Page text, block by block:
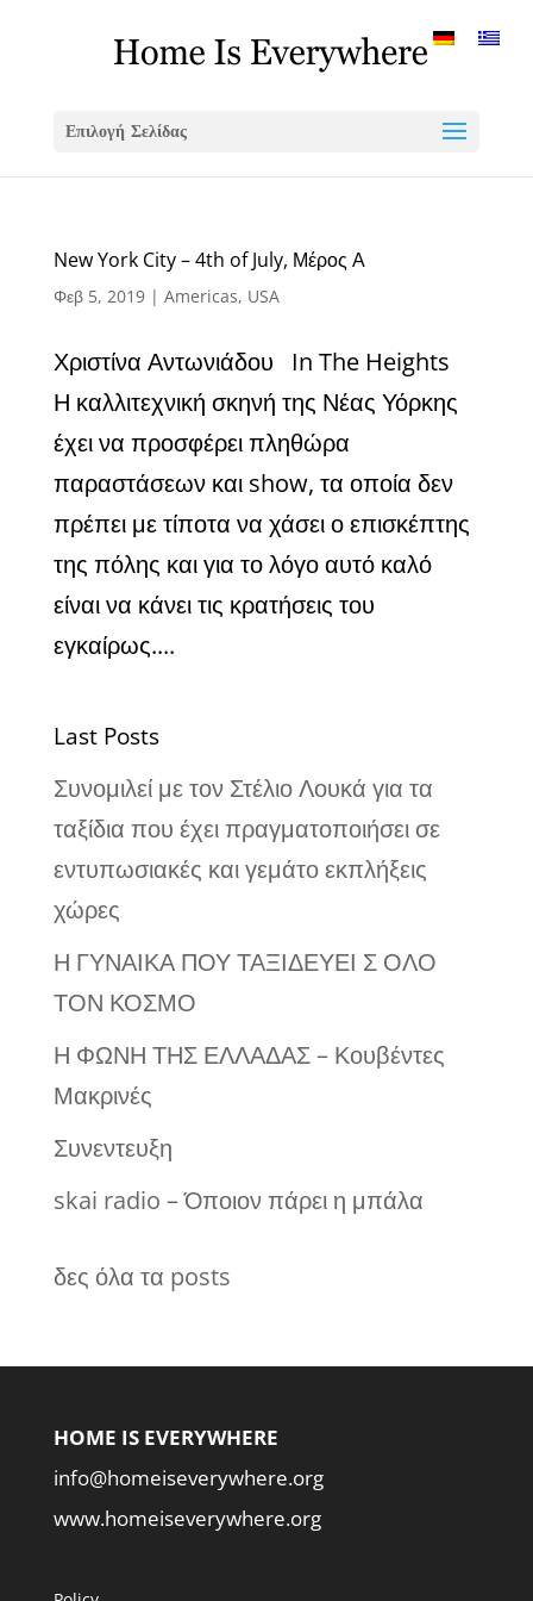
Επιλογή Σελίδας
New York City – 4th of July, Μέρος Α
Φεβ 5, 2019| Americas, USA
Χριστίνα Αντωνιάδου In The Heights
Η καλλιτεχνική σκηνή της Νέας Υόρκης
έχει να προσφέρει πληθώρα
παραστάσεων και show, τα οποία δεν
πρέπει με τίποτα να χάσει ο επισκέπτης
της πόλης και για το λόγο αυτό καλό
είναι να κάνει τις κρατήσεις του
εγκαίρως....
Last Posts
Συνομιλεί με τον Στέλιο Λουκά για τα
ταξίδια που έχει πραγματοποιήσει σε
εντυπωσιακές και γεμάτο εκπλήξεις
χώρες
Η ΓΥΝΑΙΚΑ ΠΟΥ ΤΑΞΙΔΕΥΕΙ Σ ΟΛΟ
ΤΟΝ ΚΟΣΜΟ
Η ΦΩΝΗ ΤΗΣ ΕΛΛΑΔΑΣ – Κουβέντες
Μακρινές
Συνεντευξη
skai radio – Όποιον πάρει η μπάλα
δες όλα τα posts
HOME IS EVERYWHERE
info@homeiseverywhere.org
www.homeiseverywhere.org